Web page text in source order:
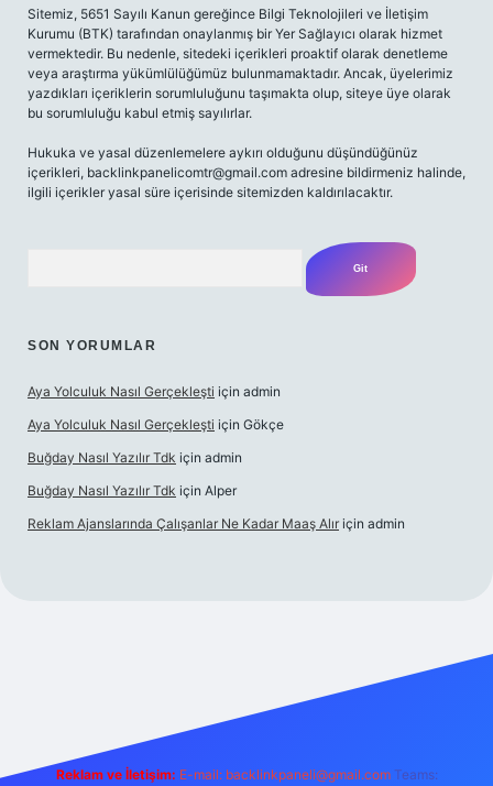
Sitemiz, 5651 Sayılı Kanun gereğince Bilgi Teknolojileri ve İletişim
Kurumu (BTK) tarafından onaylanmış bir Yer Sağlayıcı olarak hizmet
vermektedir. Bu nedenle, sitedeki içerikleri proaktif olarak denetleme
veya araştırma yükümlülüğümüz bulunmamaktadır. Ancak, üyelerimiz
yazdıkları içeriklerin sorumluluğunu taşımakta olup, siteye üye olarak
bu sorumluluğu kabul etmiş sayılırlar.
Hukuka ve yasal düzenlemelere aykırı olduğunu düşündüğünüz
içerikleri, backlinkpanelicomtr@gmail.com adresine bildirmeniz halinde,
ilgili içerikler yasal süre içerisinde sitemizden kaldırılacaktır.
SON YORUMLAR
Aya Yolculuk Nasıl Gerçekleşti için admin
Aya Yolculuk Nasıl Gerçekleşti için Gökçe
Buğday Nasıl Yazılır Tdk için admin
Buğday Nasıl Yazılır Tdk için Alper
Reklam Ajanslarında Çalışanlar Ne Kadar Maaş Alır için admin
Reklam ve İletişim: E-mail: backlinkpaneli@gmail.com Teams: